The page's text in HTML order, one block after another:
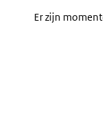
Er zijn